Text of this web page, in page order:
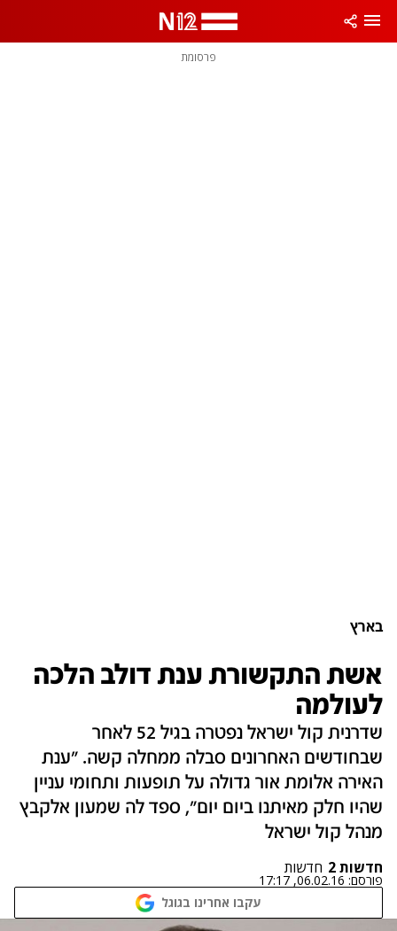
פרסומת
בארץ
אשת התקשורת ענת דולב הלכה
לעולמה
שדרנית קול ישראל נפטרה בגיל 52 לאחר
שבחודשים האחרונים סבלה ממחלה קשה. "ענת
האירה אלומת אור גדולה על תופעות ותחומי עניין
שהיו חלק מאיתנו ביום יום", ספד לה שמעון אלקבץ
מנהל קול ישראל
חדשות 2 חדשות
פורסם: 06.02.16, 17:17
עקבו אחרינו בגוגל